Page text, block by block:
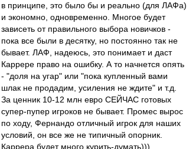
в принципе, это было бы и реально (для ЛАФа)
и экономно, одновременно. Многое будет
зависеть от правильного выбора новичков -
пока все были в десятку, но постоянно так не
бывает. ЛАФ, надеюсь, это понимает и даст
Каррере право на ошибку. А то начнется опять
- "доля на угар" или "пока купленный вами
шлак не продадим, усиления не ждите" и т.д.
За ценник 10-12 млн евро СЕЙЧАС готовых
супер-пупер игроков не бывает. Промес вырос
по ходу, Фернандо отличный игрок для наших
условий, он все же не типичный опорник.
Каррера будет много курить-думать)))